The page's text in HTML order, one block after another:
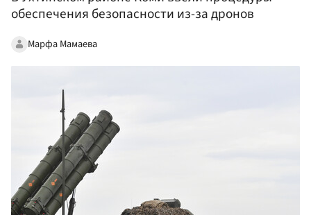
обеспечения безопасности из-за дронов
Марфа Мамаева